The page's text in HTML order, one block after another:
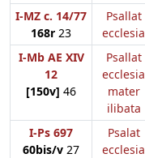
I-MZ c. 14/77
168r 23
Psallat
ecclesia
I-Mb AE XIV
12
[150v] 46
Psallat
ecclesia
mater
ilibata
I-Ps 697
60bis/v 27
Psalat
ecclesia